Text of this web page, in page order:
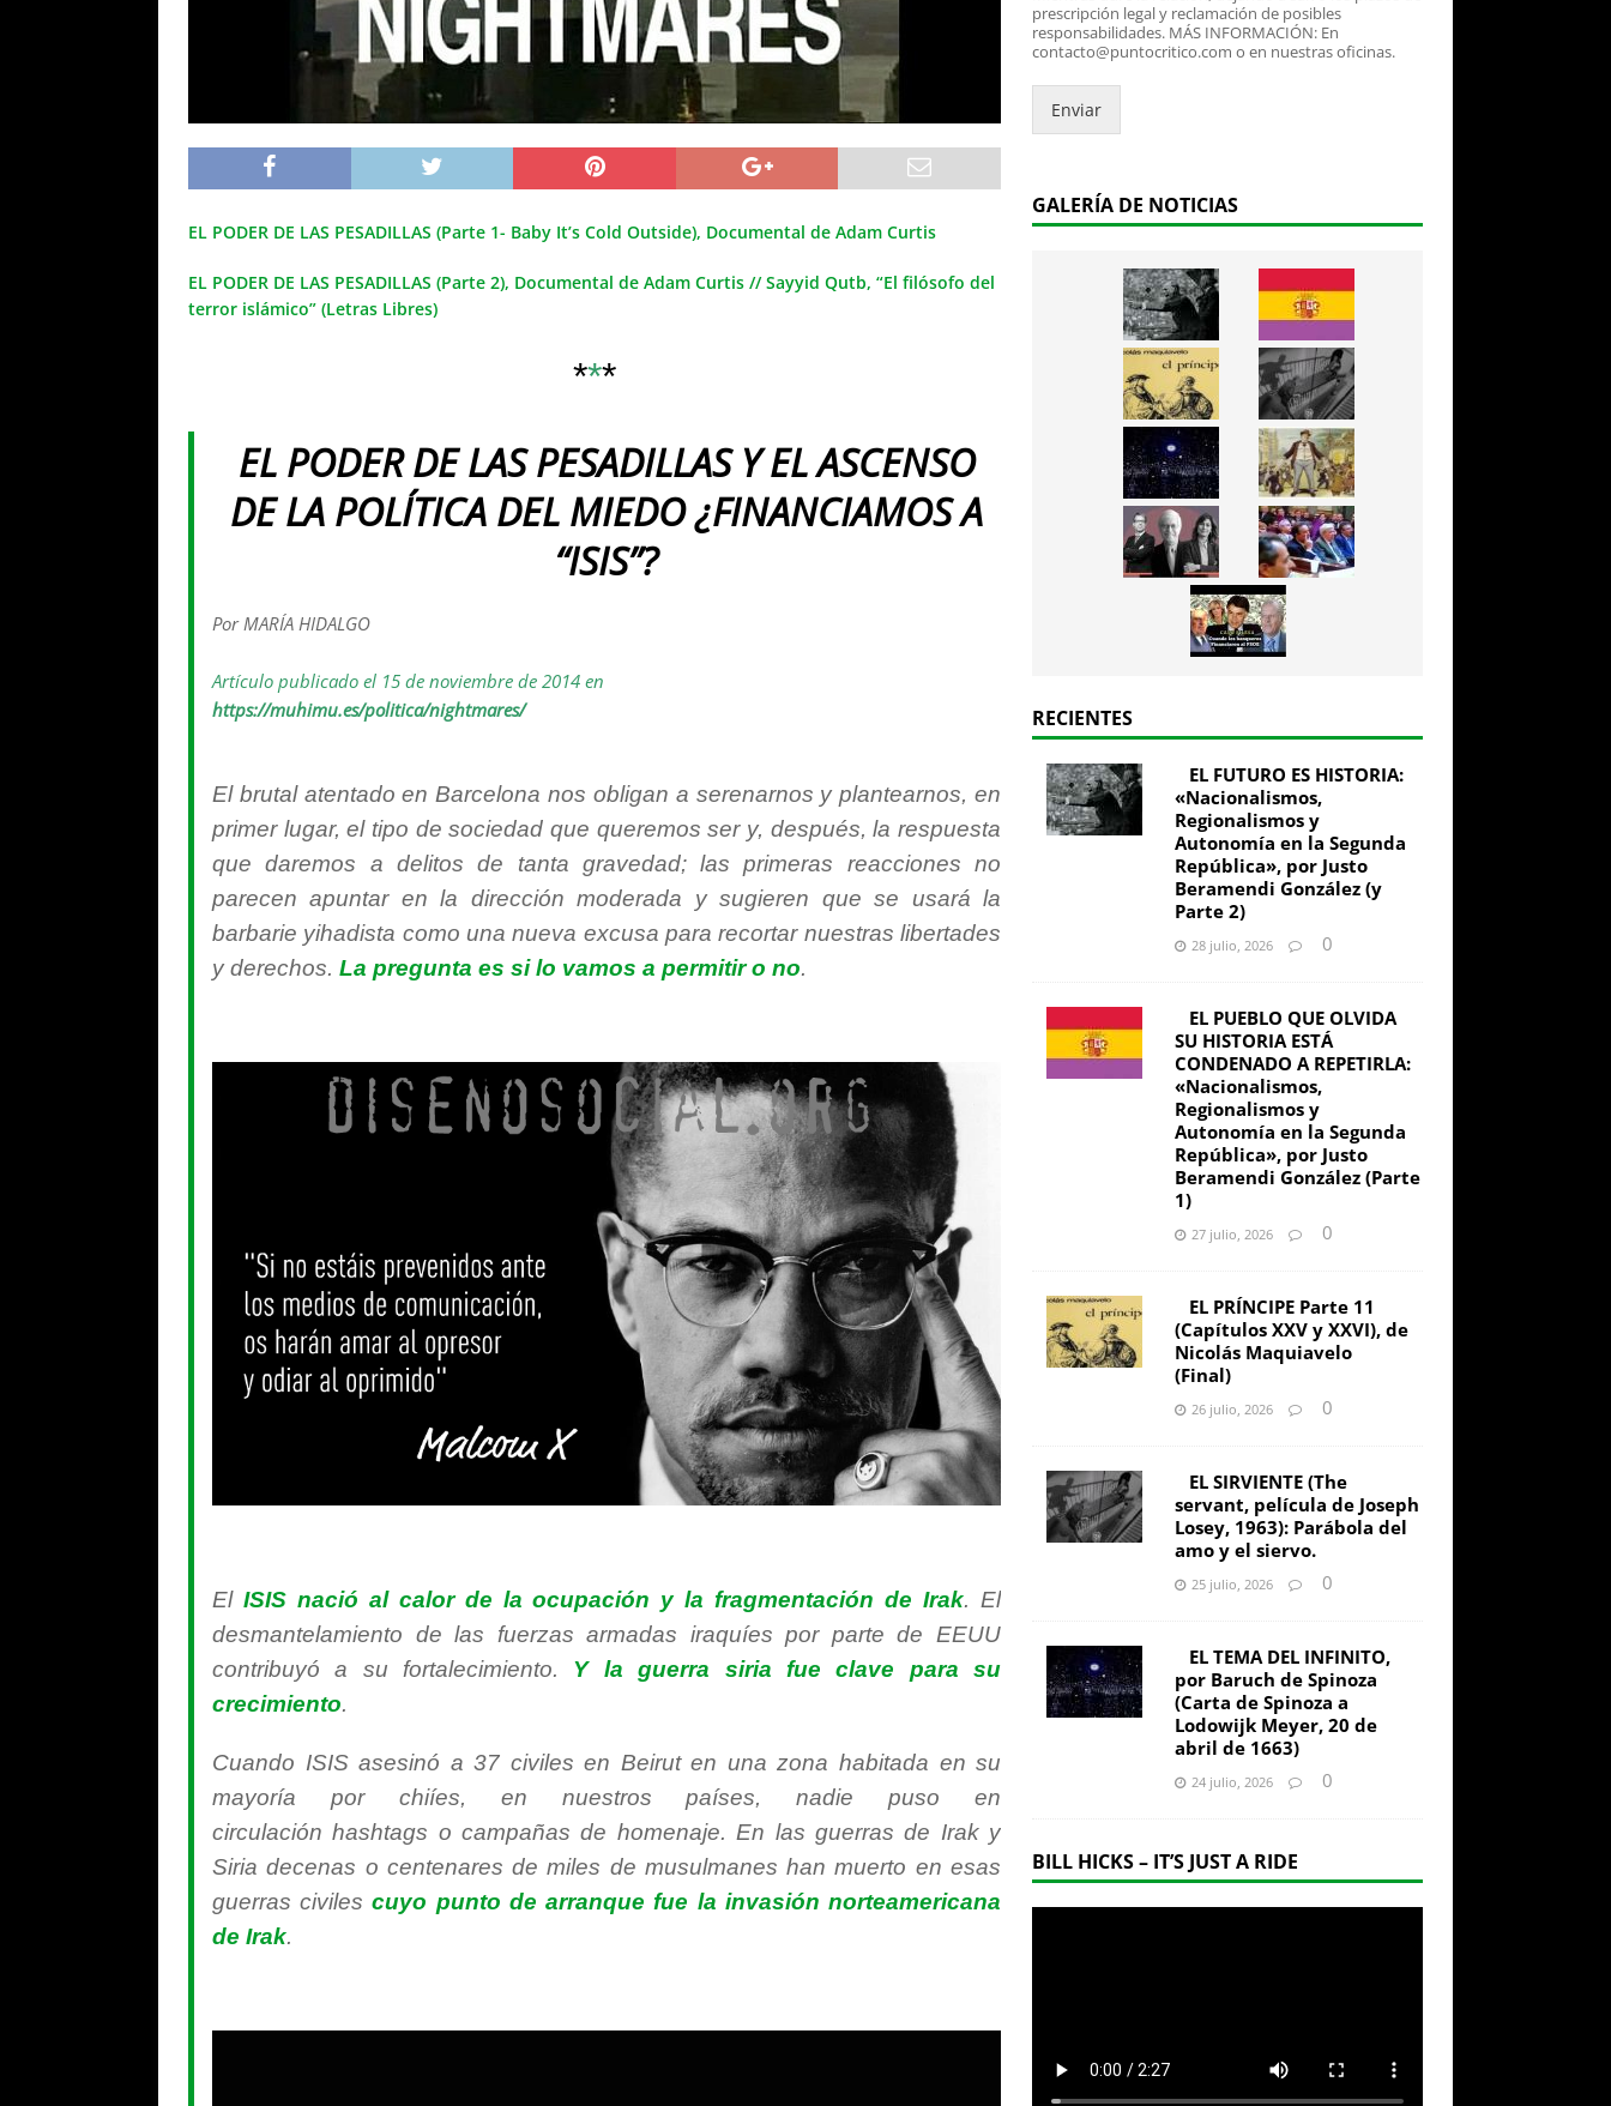
EL PODER DE LAS PESADILLAS (Parte 1- Baby It’s Cold Outside), Documental de Adam Curtis
EL PODER DE LAS PESADILLAS (Parte 2), Documental de Adam Curtis // Sayyid Qutb, “El filósofo del
terror islámico” (Letras Libres)
***
EL PODER DE LAS PESADILLAS Y EL ASCENSO
DE LA POLÍTICA DEL MIEDO ¿FINANCIAMOS A
“ISIS”?
Por MARÍA HIDALGO
Artículo publicado el 15 de noviembre de 2014 en
https://muhimu.es/politica/nightmares/
El brutal atentado en Barcelona nos obligan a serenarnos y plantearnos, en
primer lugar, el tipo de sociedad que queremos ser y, después, la respuesta
que daremos a delitos de tanta gravedad; las primeras reacciones no
parecen apuntar en la dirección moderada y sugieren que se usará la
barbarie yihadista como una nueva excusa para recortar nuestras libertades
y derechos. La pregunta es si lo vamos a permitir o no.
El ISIS nació al calor de la ocupación y la fragmentación de Irak. El
desmantelamiento de las fuerzas armadas iraquíes por parte de EEUU
contribuyó a su fortalecimiento. Y la guerra siria fue clave para su
crecimiento.
Cuando ISIS asesinó a 37 civiles en Beirut en una zona habitada en su
mayoría por chiíes, en nuestros países, nadie puso en
circulaciónhashtags o campañas de homenaje. En las guerras de Irak y
Siria decenas o centenares de miles de musulmanes han muerto en esas
guerras civilescuyo punto de arranque fue la invasión norteamericana
de Irak.
i
c
o
.
prescripción legal y reclamación de posibles
responsabilidades. MÁS INFORMACIÓN: En
contacto@puntocritico.com o en nuestras oficinas.
Enviar
GALERÍA DE NOTICIAS
RECIENTES
EL FUTURO ES HISTORIA:
«Nacionalismos,
Regionalismos y
Autonomía en la Segunda
República», por Justo
Beramendi González (y
Parte 2)
28 julio, 2026 0
EL PUEBLO QUE OLVIDA
SU HISTORIA ESTÁ
CONDENADO A REPETIRLA:
«Nacionalismos,
Regionalismos y
Autonomía en la Segunda
República», por Justo
Beramendi González (Parte
1)
27 julio, 2026 0
EL PRÍNCIPE Parte 11
(Capítulos XXV y XXVI), de
Nicolás Maquiavelo
(Final)
26 julio, 2026 0
EL SIRVIENTE (The
servant, película de Joseph
Losey, 1963): Parábola del
amo y el siervo.
25 julio, 2026 0
EL TEMA DEL INFINITO,
por Baruch de Spinoza
(Carta de Spinoza a
Lodowijk Meyer, 20 de
abril de 1663)
24 julio, 2026 0
BILL HICKS – IT’S JUST A RIDE